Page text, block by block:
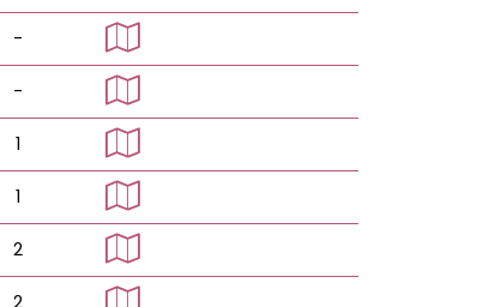
-
-
1
1
2